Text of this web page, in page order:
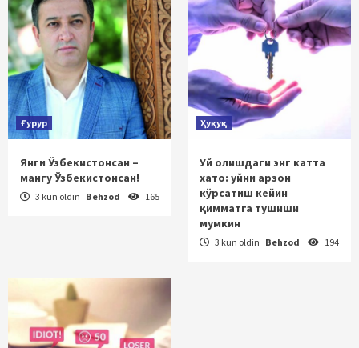
Ғурур
Янги Ўзбекистонсан –
мангу Ўзбекистонсан!
3 kun oldin Behzod 165
Ҳуқуқ
Уй олишдаги энг катта
хато: уйни арзон
кўрсатиш кейин
қимматга тушиши
мумкин
3 kun oldin Behzod 194